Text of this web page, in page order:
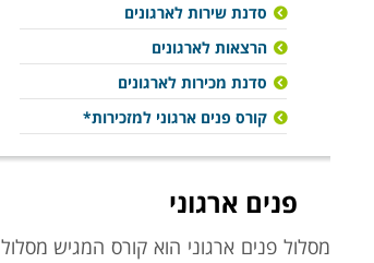
סדנת שירות לארגונים
הרצאות לארגונים
סדנת מכירות לארגונים
קורס פנים ארגוני למזכירות*
פנים ארגוני
מסלול פנים ארגוני הוא קורס המגיש מסלול